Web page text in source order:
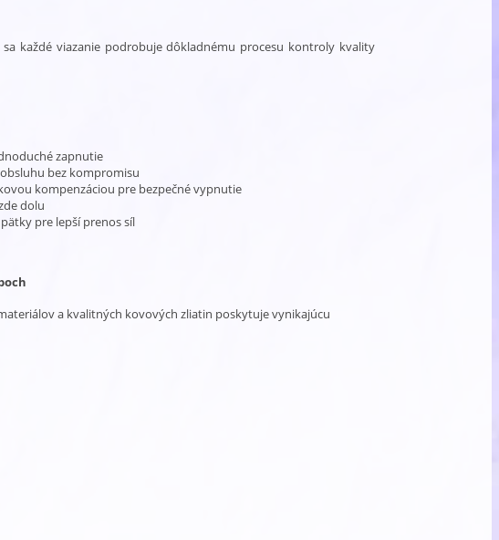
každé viazanie podrobuje dôkladnému procesu kontroly kvality
zapnutie
bez kompromisu
kompenzáciou pre bezpečné vypnutie
dolu
pre lepší prenos síl
a kvalitných kovových zliatin poskytuje vynikajúcu